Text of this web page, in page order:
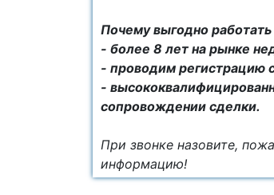
Почему выгодно
- более 8 лет на рынке
- проводим регистрацию
-
сопровождении сделки.
При звонке назовите,
информацию!